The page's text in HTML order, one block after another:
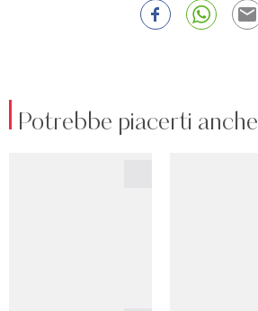
Potrebbe piacerti anche